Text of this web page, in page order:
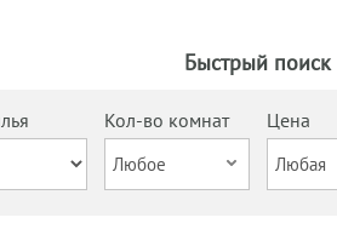
Быстрый поиск
Кол-во комнат
Цена